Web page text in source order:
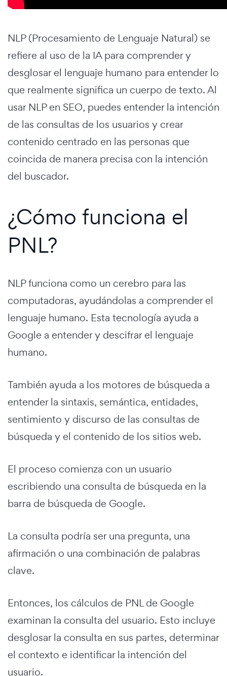
NLP (Procesamiento de Lenguaje Natural) se
refiere al uso de la IA para comprender y
desglosar el lenguaje humano para entender lo
que realmente significa un cuerpo de texto. Al
usar NLP en SEO, puedes entender la intención
de las consultas de los usuarios y crear
contenido centrado en las personas que
coincida de manera precisa con la intención
del buscador.
¿Cómo funciona el
PNL?
NLP funciona como un cerebro para las
computadoras, ayudándolas a comprender el
lenguaje humano. Esta tecnología ayuda a
Google a entender y descifrar el lenguaje
humano.
También ayuda a los motores de búsqueda a
entender la sintaxis, semántica, entidades,
sentimiento y discurso de las consultas de
búsqueda y el contenido de los sitios web.
El proceso comienza con un usuario
escribiendo una consulta de búsqueda en la
barra de búsqueda de Google.
La consulta podría ser una pregunta, una
afirmación o una combinación de palabras
clave.
Entonces, los cálculos de PNL de Google
examinan la consulta del usuario. Esto incluye
desglosar la consulta en sus partes, determinar
el contexto e identificar la intención del
usuario.